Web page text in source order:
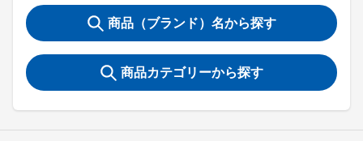
商品（ブランド）名から探す
商品カテゴリーから探す